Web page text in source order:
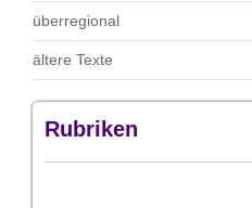
überregional
ältere Texte
Rubriken